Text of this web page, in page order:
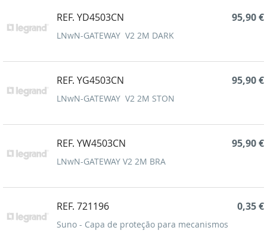
REF. YD4503CN
LNwN-GATEWAY V2 2M DARK
95,90 €
REF. YG4503CN
LNwN-GATEWAY V2 2M STON
95,90 €
REF. YW4503CN
LNwN-GATEWAY V2 2M BRA
95,90 €
REF. 721196
Suno - Capa de proteção para mecanismos
0,35 €